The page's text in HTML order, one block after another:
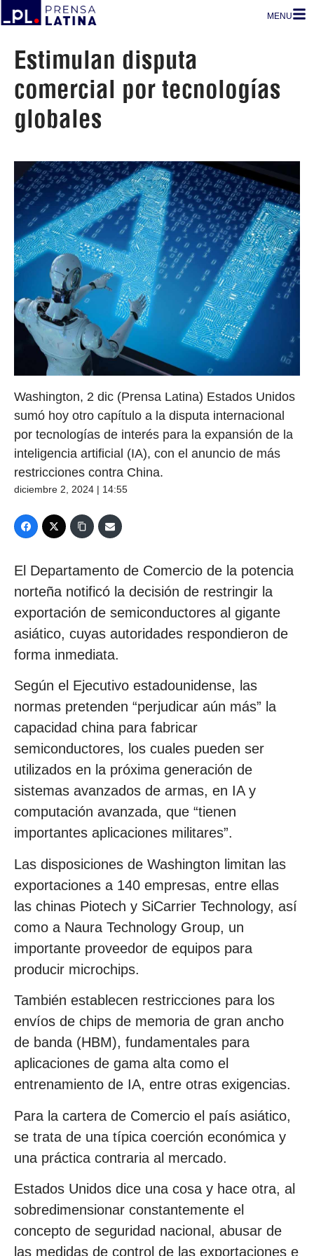
MENU
Estimulan disputa
comercial por tecnologías
globales
Washington, 2 dic (Prensa Latina) Estados Unidos
sumó hoy otro capítulo a la disputa internacional
por tecnologías de interés para la expansión de la
inteligencia artificial (IA), con el anuncio de más
restricciones contra China.
diciembre 2, 2024 | 14:55
El Departamento de Comercio de la potencia
norteña notificó la decisión de restringir la
exportación de semiconductores al gigante
asiático, cuyas autoridades respondieron de
forma inmediata.
Según el Ejecutivo estadounidense, las
normas pretenden “perjudicar aún más” la
capacidad china para fabricar
semiconductores, los cuales pueden ser
utilizados en la próxima generación de
sistemas avanzados de armas, en IA y
computación avanzada, que “tienen
importantes aplicaciones militares”.
Las disposiciones de Washington limitan las
exportaciones a 140 empresas, entre ellas
las chinas Piotech y SiCarrier Technology, así
como a Naura Technology Group, un
importante proveedor de equipos para
producir microchips.
También establecen restricciones para los
envíos de chips de memoria de gran ancho
de banda (HBM), fundamentales para
aplicaciones de gama alta como el
entrenamiento de IA, entre otras exigencias.
Para la cartera de Comercio el país asiático,
se trata de una típica coerción económica y
una práctica contraria al mercado.
Estados Unidos dice una cosa y hace otra, al
sobredimensionar constantemente el
concepto de seguridad nacional, abusar de
las medidas de control de las exportaciones e